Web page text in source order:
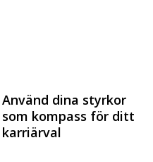
Använd dina styrkor
som kompass för ditt
karriärval